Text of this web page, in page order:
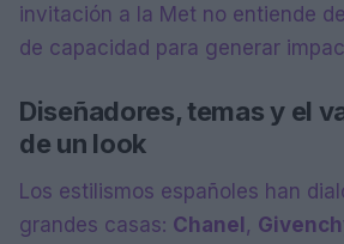
invitación a la Met no entiende
de capacidad para generar
Diseñadores, temas y el
de un look
Los estilismos españoles han
grandes casas: Chanel,